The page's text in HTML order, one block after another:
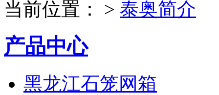
当前位置： > 泰奥简介
产品中心
黑龙江石笼网箱